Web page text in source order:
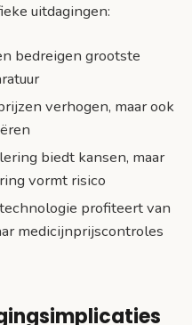
uitdagingen:
bedreigen grootste
verhogen, maar ook
biedt kansen, maar
vormt risico
profiteert van
medicijnprijscontroles